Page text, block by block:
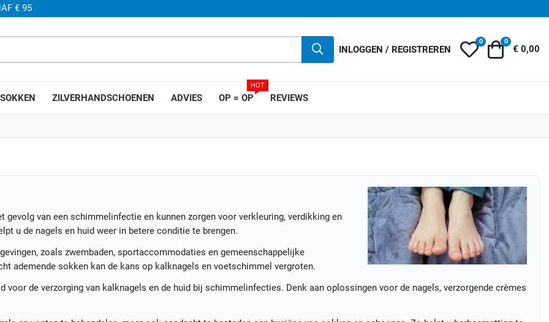
€ 95
INLOGGEN / REGISTREREN Mijn wensenlijst
0 0
€ 0,00
SOKKEN ZILVERHANDSCHOENEN ADVIES OP = OP
HOT
REVIEWS
van een schimmelinfectie en kunnen zorgen voor verkleuring, verdikking en
u de nagels en huid weer in betere conditie te brengen.
zoals zwembaden, sportaccommodaties en gemeenschappelijke
ademende sokken kan de kans op kalknagels en voetschimmel vergroten.
de verzorging van kalknagels en de huid bij schimmelinfecties. Denk aan oplossingen voor de nagels, verzorgende crèmes